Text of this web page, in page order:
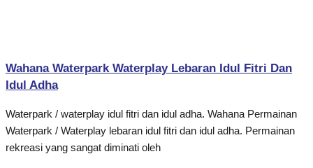
Wahana Waterpark Waterplay Lebaran Idul Fitri Dan
Idul Adha
Waterpark / waterplay idul fitri dan idul adha. Wahana Permainan
Waterpark / Waterplay lebaran idul fitri dan idul adha. Permainan
rekreasi yang sangat diminati oleh